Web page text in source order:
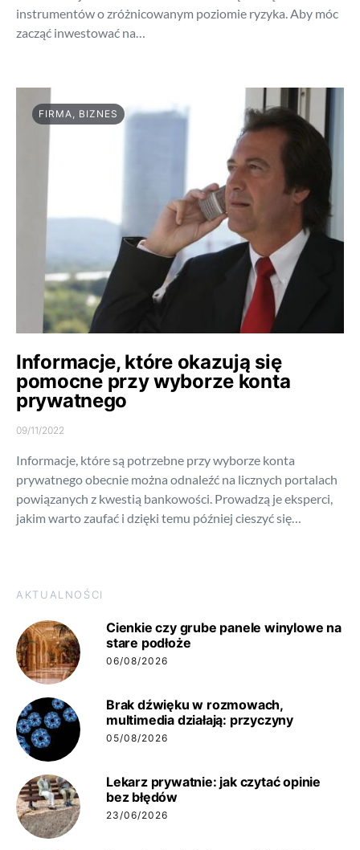
instrumentów o zróżnicowanym poziomie ryzyka. Aby móc
zacząć inwestować na…
FIRMA, BIZNES
Informacje, które okazują się
pomocne przy wyborze konta
prywatnego
09/11/2022
Informacje, które są potrzebne przy wyborze konta
prywatnego obecnie można odnaleźć na licznych portalach
powiązanych z kwestią bankowości. Prowadzą je eksperci,
jakim warto zaufać i dzięki temu później cieszyć się…
AKTUALNOŚCI
Cienkie czy grube panele winylowe na
stare podłoże
06/08/2026
Brak dźwięku w rozmowach,
multimedia działają: przyczyny
05/08/2026
Lekarz prywatnie: jak czytać opinie
bez błędów
23/06/2026